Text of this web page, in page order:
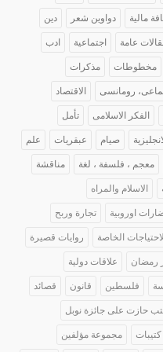
مالية دواوين شعر دين
عامة اجتماعية ادب
مخطوطات مذكرات
رومانسى الاقتصاد
الفكر الاسلامى تأمل
صيام عبقريات علم
معجم ، فلسفة ، لغة مناقشة
الاسلام والمراه
اوروبية تجارة وربح
الخاصة روايات قصيرة
رمضان علاقات دولية
فلسطين قانون قصائد
حازت على جائزة نوبل
كتيبات مجموعة مؤلفين